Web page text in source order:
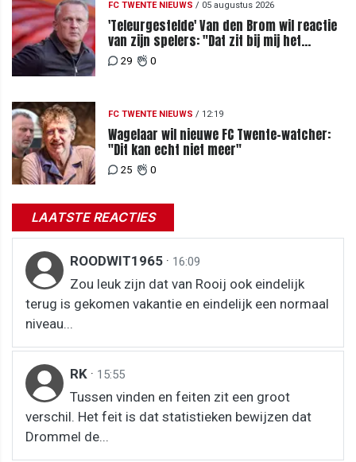
FC TWENTE NIEUWS / 05 augustus 2026
'Teleurgestelde' Van den Brom wil reactie
van zijn spelers: "Dat zit bij mij het
meeste diep"
29 0
FC TWENTE NIEUWS / 12:19
Wagelaar wil nieuwe FC Twente-watcher:
"Dit kan echt niet meer"
25 0
LAATSTE REACTIES
ROODWIT1965 · 16:09
Zou leuk zijn dat van Rooij ook eindelijk
terug is gekomen vakantie en eindelijk een normaal
niveau...
RK · 15:55
Tussen vinden en feiten zit een groot
verschil. Het feit is dat statistieken bewijzen dat
Drommel de...